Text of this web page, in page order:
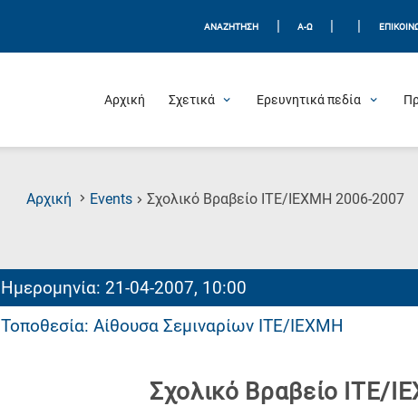
ΑΝΑΖΗΤΗΣΗ Α-Ω
Αρχική Σχετικά Ερευνητικά πεδία
Αρχική Events Σχολικό Βραβείο ΙΤΕ/ΙΕΧΜΗ 2006-2007
Ημερομηνία: 21-04-2007, 10:00
Τοποθεσία: Αίθουσα Σεμιναρίων ΙΤΕ/ΙΕΧΜΗ
Σχολικό Βραβείο ΙΤΕ/